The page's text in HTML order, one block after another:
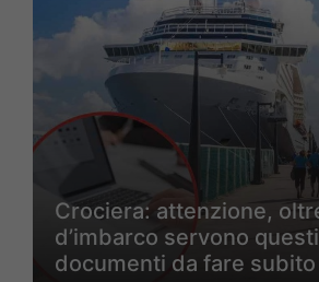
Crociera: attenzione,
d’imbarco servono questi
documenti da fare subito